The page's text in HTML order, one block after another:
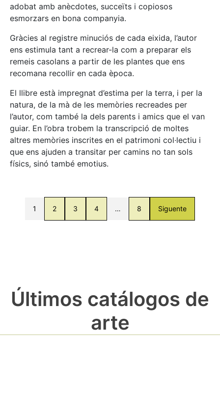
adobat amb anècdotes, succeïts i copiosos
esmorzars en bona companyia.
Gràcies al registre minuciós de cada eixida, l’autor
ens estimula tant a recrear-la com a preparar els
remeis casolans a partir de les plantes que ens
recomana recollir en cada època.
El llibre està impregnat d’estima per la terra, i per la
natura, de la mà de les memòries recreades per
l’autor, com també la dels parents i amics que el van
guiar. En l’obra trobem la transcripció de moltes
altres memòries inscrites en el patrimoni col·lectiu i
que ens ajuden a transitar per camins no tan sols
físics, sinó també emotius.
1 2 3 4 … 8 Siguente
Últimos catálogos de
arte